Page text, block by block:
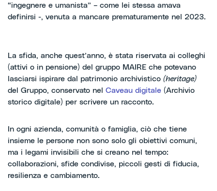
“ingegnere e umanista” – come lei stessa amava
definirsi -, venuta a mancare prematuramente nel 2023.
La sfida, anche quest’anno, è stata riservata ai colleghi
(attivi o in pensione) del gruppo MAIRE che potevano
lasciarsi ispirare dal patrimonio archivistico (heritage)
del Gruppo, conservato nel Caveau digitale (Archivio
storico digitale) per scrivere un racconto.
In ogni azienda, comunità o famiglia, ciò che tiene
insieme le persone non sono solo gli obiettivi comuni,
ma i legami invisibili che si creano nel tempo:
collaborazioni, sfide condivise, piccoli gesti di fiducia,
resilienza e cambiamento.